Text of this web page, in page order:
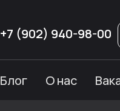
+7 (902) 940-98-00
Блог О нас